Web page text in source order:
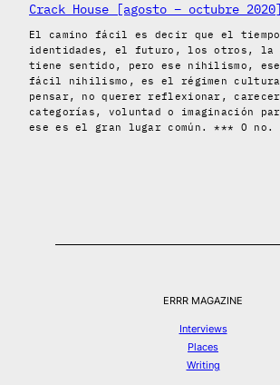
Crack House [agosto – octubre 2020]
El camino fácil es decir que el
identidades, el futuro, los otros, la
tiene sentido, pero ese nihilismo,
fácil nihilismo, es el régimen
pensar, no querer reflexionar,
categorías, voluntad o imaginación
ese es el gran lugar común. *** O no.
ERRR MAGAZINE
Interviews
Places
Writing